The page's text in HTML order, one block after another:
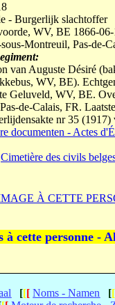
- Burgerlijk slachtoffer
WV, BE 1866-
Montreuil, Pas-de-
van Auguste Désiré
WV, BE).
Geluveld, WV, BE.
de-Calais, FR.
nr 35
documenten - Actes
Cimetière des civils
À CETTE
à cette personne -
[[[ Noms - Namen [[